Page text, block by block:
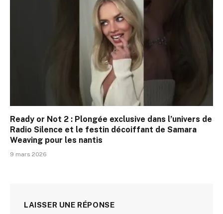
Ready or Not 2 : Plongée exclusive dans l’univers de
Radio Silence et le festin décoiffant de Samara
Weaving pour les nantis
9 mars 2026
LAISSER UNE RÉPONSE